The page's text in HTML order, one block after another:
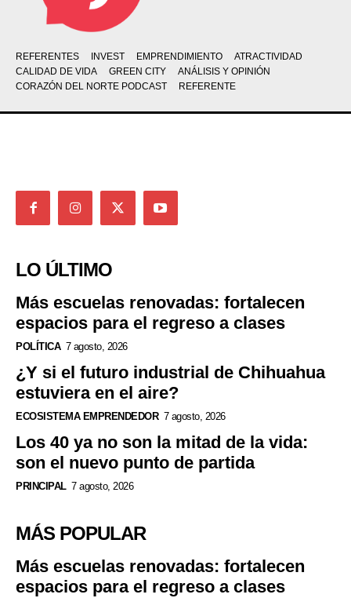
REFERENTES INVEST EMPRENDIMIENTO
ATRACTIVIDAD
CALIDAD DE VIDA
GREEN CITY
ANÁLISIS Y OPINIÓN
CORAZÓN DEL NORTE PODCAST
REFERENTE
LO ÚLTIMO
Más escuelas renovadas: fortalecen
espacios para el regreso a clases
POLÍTICA 7 agosto, 2026
¿Y si el futuro industrial de Chihuahua
estuviera en el aire?
ECOSISTEMA EMPRENDEDOR 7 agosto, 2026
Los 40 ya no son la mitad de la vida:
son el nuevo punto de partida
PRINCIPAL 7 agosto, 2026
MÁS POPULAR
Más escuelas renovadas: fortalecen
espacios para el regreso a clases